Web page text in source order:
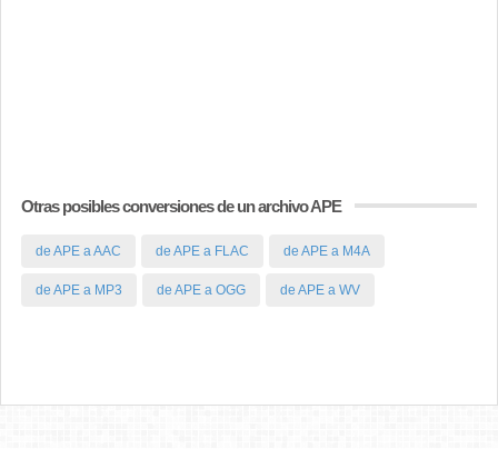
Otras posibles conversiones de un archivo APE
de APE a AAC de APE a FLAC de APE a M4A
de APE a MP3 de APE a OGG de APE a WV